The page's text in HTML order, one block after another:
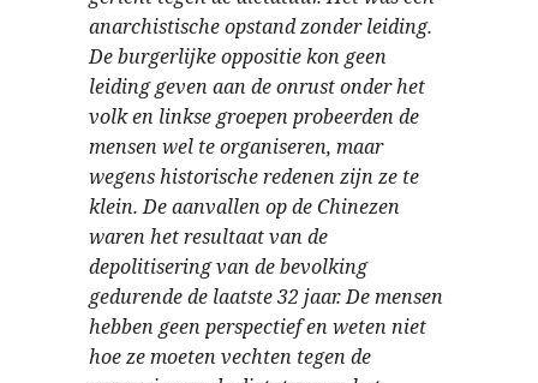
anarchistische opstand zonder leiding.
De burgerlijke oppositie kon geen
leiding geven aan de onrust onder het
volk en linkse groepen probeerden de
mensen wel te organiseren, maar
wegens historische redenen zijn ze te
klein. De aanvallen op de Chinezen
waren het resultaat van de
depolitisering van de bevolking
gedurende de laatste 32 jaar. De mensen
hebben geen perspectief en weten niet
hoe ze moeten vechten tegen de